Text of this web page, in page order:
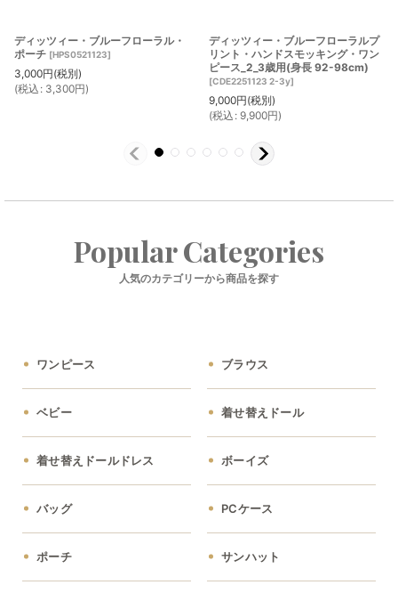
ディッツィー・ブルーフローラル・
ポーチ [HPS0521123]
3,000円(税別)
(税込 : 3,300円)
ディッツィー・ブルーフローラルプ
リント・ハンドスモッキング・ワン
ピース_2_3歳用(身長 92-98cm)
[CDE2251123 2-3y]
9,000円(税別)
(税込 : 9,900円)
Popular Categories
人気のカテゴリーから商品を探す
ワンピース ブラウス
ベビー 着せ替えドール
着せ替えドールドレス ボーイズ
バッグ PCケース
ポーチ サンハット